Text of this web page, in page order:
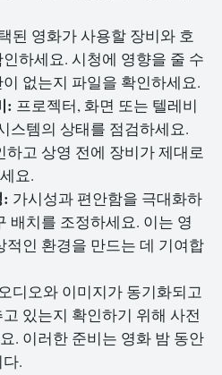
된 영화가 사용할 장비와 호
하세요. 시청에 영향을 줄 수
없는지 파일을 확인하세요.
: 프로젝터, 화면 또는 텔레비
스템의 상태를 점검하세요.
하고 상영 전에 장비가 제대로
요.
가시성과 편안함을 극대화하
배치를 조정하세요. 이는 영
적인 환경을 만드는 데 기여합
디오와 이미지가 동기화되고
있는지 확인하기 위해 사전
. 이러한 준비는 영화 밤 동안
.